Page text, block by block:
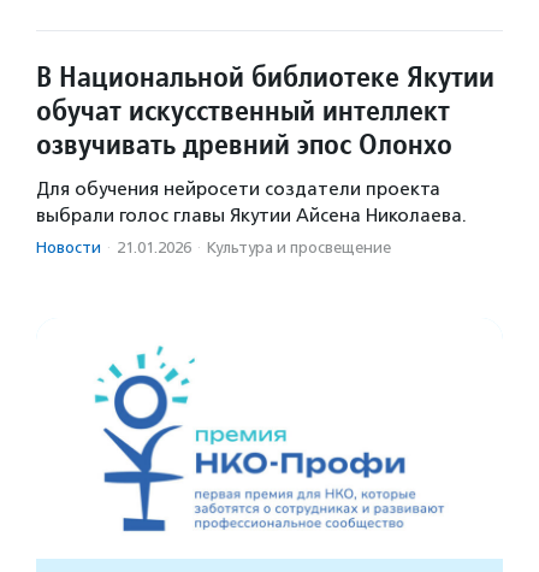
В Национальной библиотеке Якутии
обучат искусственный интеллект
озвучивать древний эпос Олонхо
Для обучения нейросети создатели проекта
выбрали голос главы Якутии Айсена Николаева.
Новости · 21.01.2026 · Культура и просвещение